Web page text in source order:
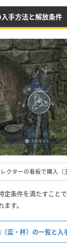
手方法と解放条件
レクターの看板で購入（
定条件を満たすこと
す。
盃・杯）の一覧と入